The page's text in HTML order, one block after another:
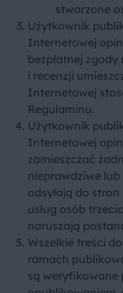
stworzone
Użytkownik
Internetowej
bezpłatnej
i recenzji
Internetowej
Regulaminu.
Użytkownik
Internetowej
zamieszczać
nieprawdziwe lub
odsyłają do
usług osób
naruszają
Wszelkie treści
ramach
są weryfikowane